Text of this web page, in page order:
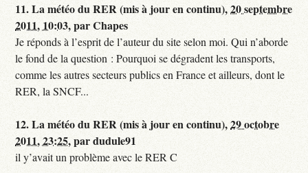
11.La météo du RER (mis à jour en continu),20 septembre
2011, 10:03,parChapes
Je réponds à l’esprit de l’auteur du site selon moi. Qui n’aborde
le fond de la question : Pourquoi se dégradent les transports,
comme les autres secteurs publics en France et ailleurs, dont le
RER, la SNCF...
12.La météo du RER (mis à jour en continu),29 octobre
2011, 23:25,pardudule91
il y’avait un problème avec le RER C